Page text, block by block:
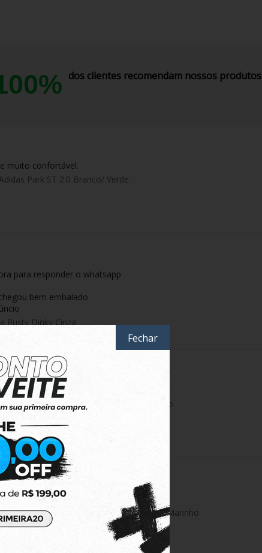
dos clientes recomendam nossos produtos
muito confortável.
Park ST 2.0 Branco/ Verde
para responder o whatsapp
bem embalado
Rusty Dinky Cinza
pequena mas tudo certo
Originals Regata Essentials Swim Preto
tudo certo !
Adidas Aberto Essentials 3-Stripes Azul Marinho
Fechar